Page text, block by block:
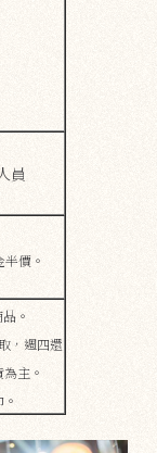
員
價。
。
，週四還
主。